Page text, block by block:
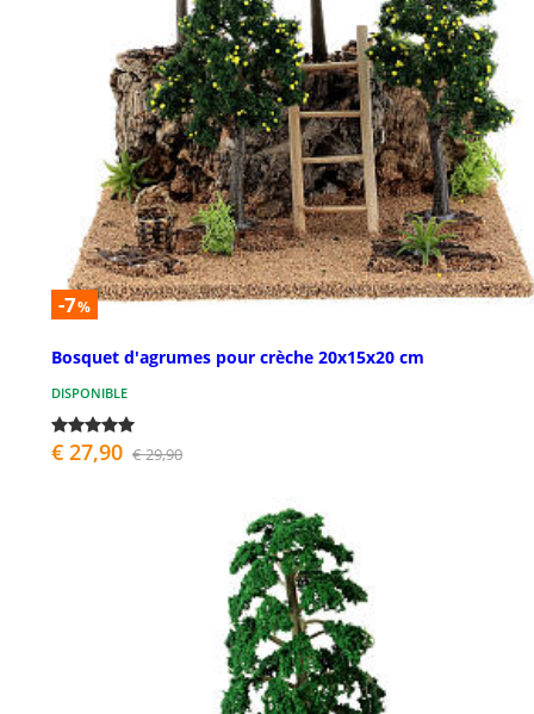
-7%
Bosquet d'agrumes pour crèche 20x15x20 cm
DISPONIBLE
€ 27,90 € 29,90